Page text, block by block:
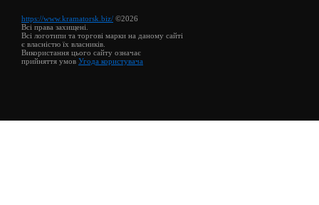
https://www.kramatorsk.biz/ ©2026
Всі права захищені.
Всі логотипи та торгові марки на даному сайті
є власністю їх власників.
Використання цього сайту означає
прийняття умов Угода користувача